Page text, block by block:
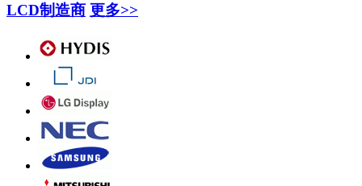
LCD制造商 更多>>